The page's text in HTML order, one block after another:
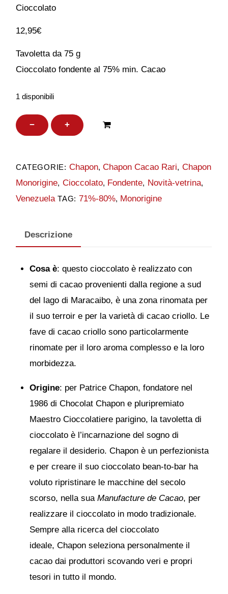
Cioccolato
12,95€
Tavoletta da 75 g
Cioccolato fondente al 75% min. Cacao
1 disponibili
−
Chapon
Sur
Lago
75%
quantità
+
CATEGORIE: Chapon,Chapon Cacao Rari, Chapon
Monorigine, Cioccolato, Fondente, Novità-vetrina,
Venezuela TAG: 71%-80%, Monorigine
Descrizione
Cosa è: questo cioccolato è realizzato con
semi di cacao provenienti dalla regione a sud
del lago di Maracaibo, è una zona rinomata per
il suo terroir e per la varietà di cacao criollo. Le
fave di cacao criollo sono particolarmente
rinomate per il loro aroma complesso e la loro
morbidezza.
Origine: per Patrice Chapon, fondatore nel
1986 di Chocolat Chapon e pluripremiato
Maestro Cioccolatiere parigino, la tavoletta di
cioccolato è l’incarnazione del sogno di
regalare il desiderio. Chapon è un perfezionista
e per creare il suo cioccolato bean-to-bar ha
voluto ripristinare le macchine del secolo
scorso, nella suaManufacture de Cacao, per
realizzare il cioccolato in modo tradizionale.
Sempre alla ricerca del cioccolato
ideale, Chapon seleziona personalmente il
cacao dai produttori scovando veri e propri
tesori in tutto il mondo.